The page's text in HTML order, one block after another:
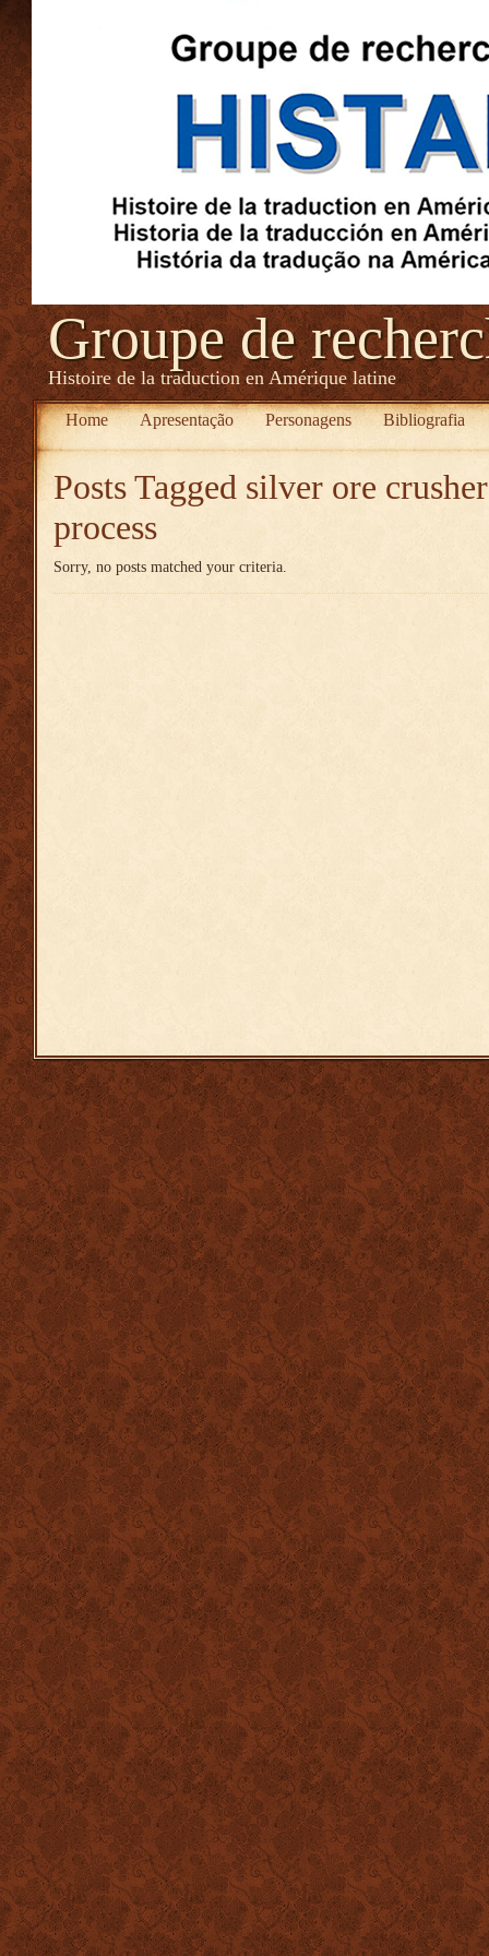
Groupe de
Histoire de la traduction en Amérique latine
Home Apresentação Personagens Bibliografia
Posts Tagged silver ore
process
Sorry, no posts matched your criteria.